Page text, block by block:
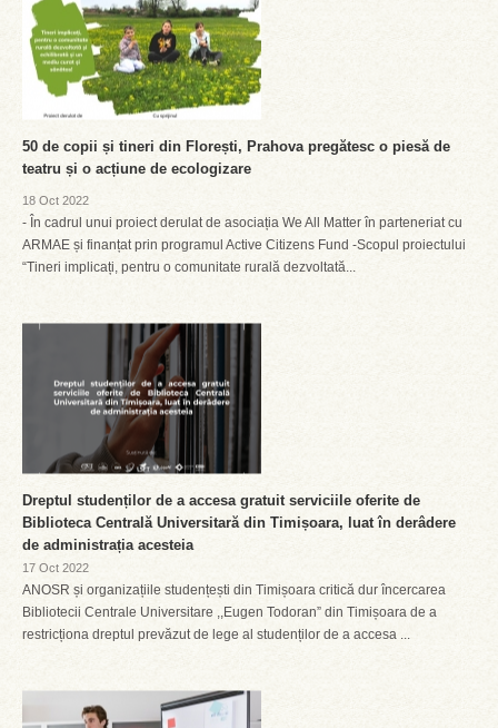
50 de copii și tineri din Florești, Prahova pregătesc o piesă de
teatru și o acțiune de ecologizare
18 Oct 2022
- În cadrul unui proiect derulat de asociația We All Matter în parteneriat cu
ARMAE și finanțat prin programul Active Citizens Fund -Scopul proiectului
“Tineri implicați, pentru o comunitate rurală dezvoltată...
Dreptul studenților de a accesa gratuit serviciile oferite de
Biblioteca Centrală Universitară din Timișoara, luat în derâdere
de administrația acesteia
17 Oct 2022
ANOSR și organizațiile studențești din Timișoara critică dur încercarea
Bibliotecii Centrale Universitare ,,Eugen Todoran” din Timișoara de a
restricționa dreptul prevăzut de lege al studenților de a accesa ...